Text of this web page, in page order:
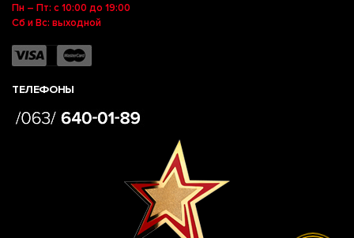
Пн – Пт: с 10:00 до 19:00
Сб и Вс: выходной
ТЕЛЕФОНЫ